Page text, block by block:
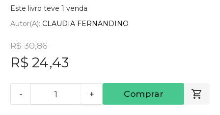
Este livro teve 1 venda
Autor(a): CLAUDIA FERNANDINO
R$ 30,86
R$ 24,43
- + Comprar